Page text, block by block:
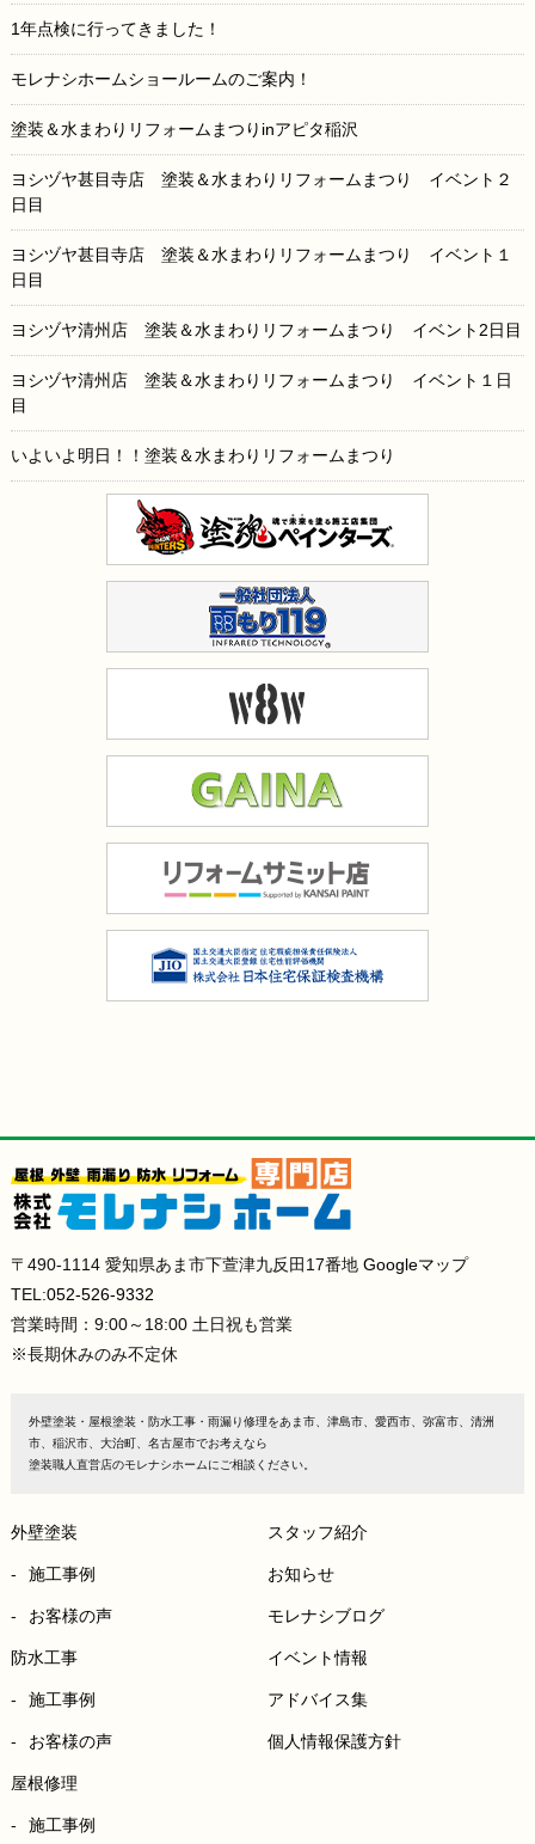
1年点検に行ってきました！
モレナシホームショールームのご案内！
塗装＆水まわりリフォームまつりinアピタ稲沢
ヨシヅヤ甚目寺店 塗装＆水まわりリフォームまつり イベント２
日目
ヨシヅヤ甚目寺店 塗装＆水まわりリフォームまつり イベント１
日目
ヨシヅヤ清州店 塗装＆水まわりリフォームまつり イベント2日目
ヨシヅヤ清州店 塗装＆水まわりリフォームまつり イベント１日
目
いよいよ明日！！塗装＆水まわりリフォームまつり
〒490-1114 愛知県あま市下萱津九反田17番地 Googleマップ
TEL:052-526-9332
営業時間：9:00～18:00 土日祝も営業
※長期休みのみ不定休
外壁塗装・屋根塗装・防水工事・雨漏り修理をあま市、津島市、愛西市、弥富市、清洲
市、稲沢市、大治町、名古屋市でお考えなら
塗装職人直営店のモレナシホームにご相談ください。
外壁塗装
施工事例
お客様の声
防水工事
施工事例
お客様の声
屋根修理
施工事例
スタッフ紹介
お知らせ
モレナシブログ
イベント情報
アドバイス集
個人情報保護方針